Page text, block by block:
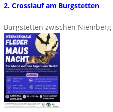
2. Crosslauf am Burgstetten
Burgstetten zwischen